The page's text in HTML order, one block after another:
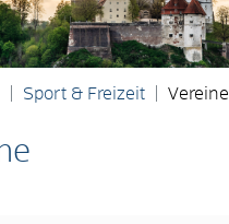
Sport & Freizeit Vereine